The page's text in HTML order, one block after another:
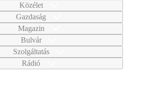
Közélet
Gazdaság
Magazin
Bulvár
Szolgáltatás
Rádió